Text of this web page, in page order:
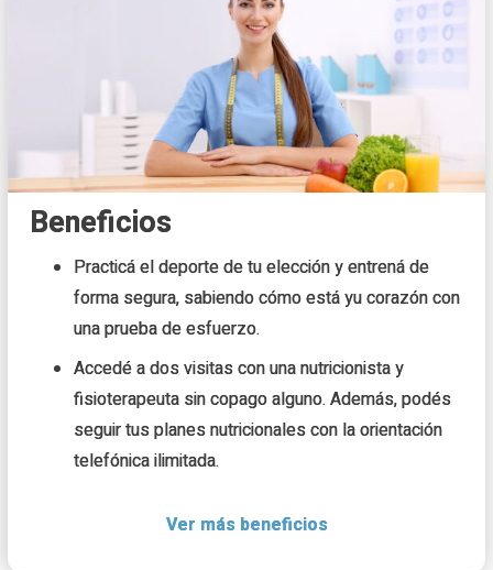
Beneficios
Practicá el deporte de tu elección y entrená de
forma segura, sabiendo cómo está yu corazón con
una prueba de esfuerzo.
Accedé a dos visitas con una nutricionista y
fisioterapeuta sin copago alguno. Además, podés
seguir tus planes nutricionales con la orientación
telefónica ilimitada.
cuales podés obtener un descuento en matrícula o